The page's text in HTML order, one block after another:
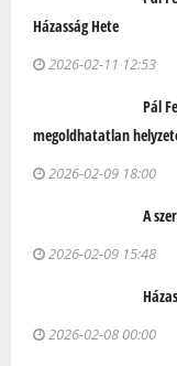
Házasság Hete
2026-02-11 12:53
Pál
megoldhatatlan
2026-02-09 18:00
A
2026-02-09 15:48
2026-02-08 00:00